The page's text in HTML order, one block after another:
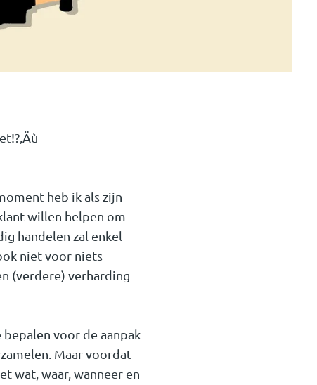
heb ik als zijn
willen helpen om
handelen zal enkel
niet voor niets
(verdere) verharding
voor de aanpak
Maar voordat
wat, waar, wanneer en